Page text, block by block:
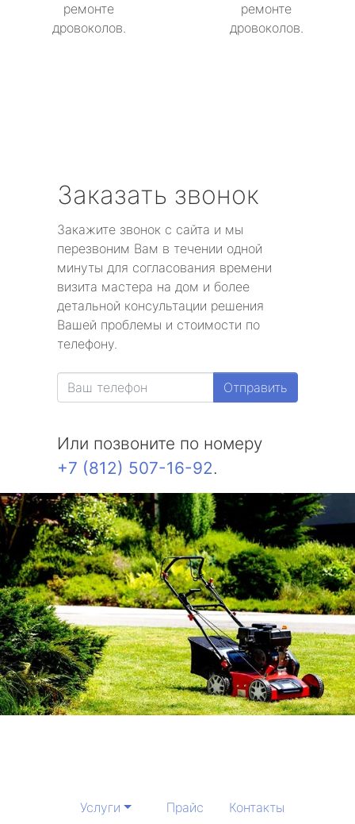
ремонте
дровоколов.
ремонте
дровоколов.
Заказать звонок
Закажите звонок с сайта и мы
перезвоним Вам в течении одной
минуты для согласования времени
визита мастера на дом и более
детальной консультации решения
Вашей проблемы и стоимости по
телефону.
Отправить
Или позвоните по номеру
+7 (812) 507-16-92.
Услуги Прайс Контакты